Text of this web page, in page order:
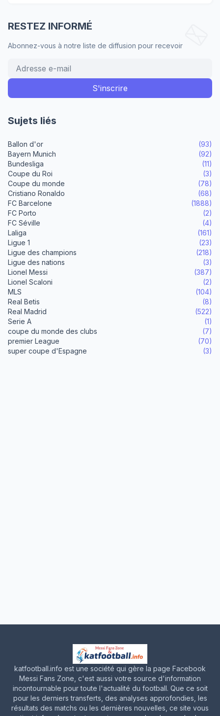
RESTEZ INFORMÉ
Abonnez-vous à notre liste de diffusion pour recevoir
Sujets liés
Ballon d'or
(93)
Bayern Munich
(92)
Bundesliga
(11)
Coupe du Roi
(3)
Coupe du monde
(78)
Cristiano Ronaldo
(68)
FC Barcelone
(1888)
FC Porto
(2)
FC Séville
(4)
Laliga
(161)
Ligue 1
(23)
Ligue des champions
(218)
Ligue des nations
(3)
Lionel Messi
(387)
Lionel Scaloni
(2)
MLS
(104)
Real Betis
(8)
Real Madrid
(522)
Serie A
(1)
coupe du monde des clubs
(7)
premier League
(70)
super coupe d'Espagne
(3)
katfootball.info est une société qui gère la page Facebook
Messi Fans Zone, c'est aussi votre source d'information
incontournable pour toute l'actualité du football. Que ce soit
pour les derniers transferts, des analyses approfondies, les
résultats des matchs ou les dernières nouvelles, ce site vous